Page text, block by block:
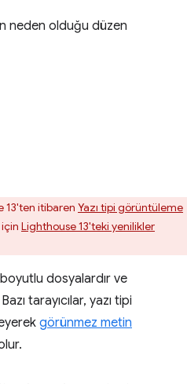
neden olduğu düzen
13'ten itibaren Yazı tipi görüntüleme
Lighthouse 13'teki yenilikler
dosyalardır ve
tarayıcılar, yazı tipi
görünmez metin